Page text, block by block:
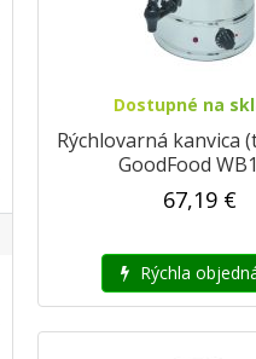
Dostupné na
Rýchlovarná kanvica
GoodFood
67,19 €
Rýchla